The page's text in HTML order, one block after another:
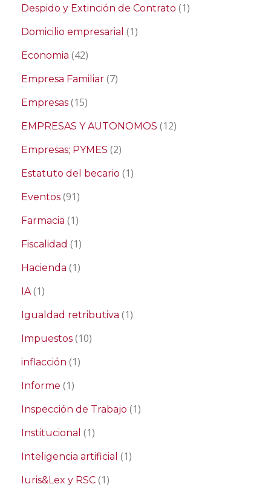
Despido y Extinción de Contrato (1)
Domicilio empresarial (1)
Economia (42)
Empresa Familiar (7)
Empresas (15)
EMPRESAS Y AUTONOMOS (12)
Empresas; PYMES (2)
Estatuto del becario (1)
Eventos (91)
Farmacia (1)
Fiscalidad (1)
Hacienda (1)
IA(1)
Igualdad retributiva (1)
Impuestos (10)
inflacción (1)
Informe (1)
Inspección de Trabajo (1)
Institucional (1)
Inteligencia artificial (1)
Iuris&Lex y RSC (1)